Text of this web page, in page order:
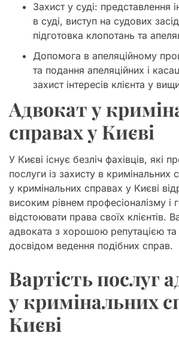
Захист у суді: представлення
в суді, виступ на судових
підготовка клопотань та
Допомога в апеляційному
та подання апеляційних і
захист інтересів клієнта у
Адвокат у
справах у Києві
У Києві існує безліч фахівців, які
послуги із захисту в кримінальних
у кримінальних справах у Києві
високим рівнем професіоналізму і
відстоювати права своїх клієнтів.
адвоката з хорошою репутацією та
досвідом ведення подібних справ.
Вартість послуг
у кримінальних
Києві